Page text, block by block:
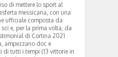
di mettere lo sport al
messicana, con una
ufficiale composta da
e, per la prima volta, da
di Cortina 2021
ampezzano doc e
di tutti i tempi (13 vittorie in